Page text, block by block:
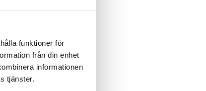
funktioner för
från din enhet
informationen
tjänster.